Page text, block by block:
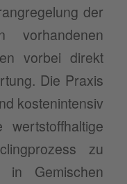
der
vorhandenen
vorbei direkt
Die Praxis
kostenintensiv
zu
in Gemischen